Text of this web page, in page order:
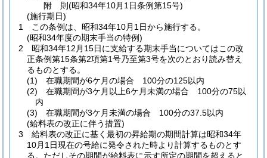
附 則(昭和34年10月1日条例第15号)
(施行期日)
1
この条例は、昭和34年10月1日から施行する。
(昭和34年度の期末手当の特例)
2
昭和34年12月15日に支給する期末手当についてはこの改
正条例第15条第2項第1号乃至第3号を次のとおり読み替え
るものとする。
(1)
在職期間が6ケ月の場合 100分の125以内
(2)
在職期間が3ケ月以上6ケ月未満の場合 100分の75以
内
(3)
在職期間が3ケ月未満の場合 100分の37.5以内
(給料表の改正に伴う措置)
3
給料表の改正に基く最初の昇給期の期間計算は昭和34年
10月1日現在の号給に発令された時より計算するものとす
る。 ただしその期間が給料表に示す所定の期間を超えると